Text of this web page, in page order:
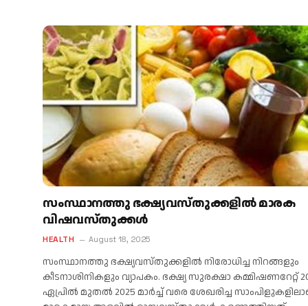
സംസ്ഥാനത്തു ഭക്ഷ്യവസ്തുക്കളിൽ മാരക
വിഷവസ്തുക്കൾ
HEALTH August 18, 2025
സംസ്ഥാനത്തു ഭക്ഷ്യവസ്തുക്കളിൽ നിരോധിച്ച നിറങ്ങളും
കീടനാശിനികളും വ്യാപകം. ഭക്ഷ്യ സുരക്ഷാ കമ്മിഷണറേറ്റ്
ഏപ്രിൽ മുതൽ 2025 മാർച്ച് വരെ ശേഖരിച്ച